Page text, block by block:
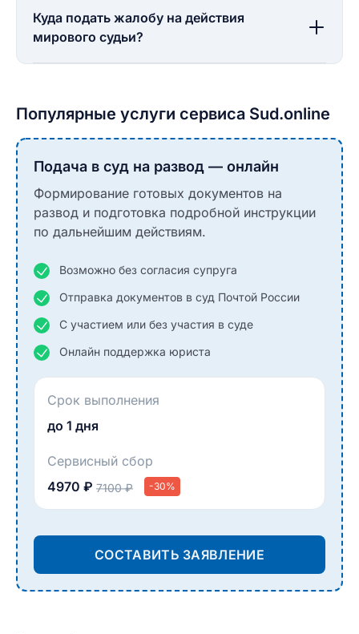
Куда подать жалобу на действия
мирового судьи?
Популярные услуги сервиса Sud.online
Подача в суд на развод — онлайн
Формирование готовых документов на
развод и подготовка подробной инструкции
по дальнейшим действиям.
Возможно без согласия супруга
Отправка документов в суд Почтой России
С участием или без участия в суде
Онлайн поддержка юриста
Срок выполнения
до 1 дня
Сервисный сбор
4970 ₽ 7100 ₽ -30%
СОСТАВИТЬ ЗАЯВЛЕНИЕ